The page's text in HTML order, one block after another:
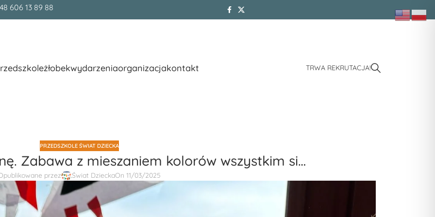
606 13 89 88
żłobekwydarzeniaorganizacjakontakt TRWA REKRUTACJA!
PRZEDSZKOLE ŚWIAT DZIECKA
Zabawa z mieszaniem kolorów wszystkim si…
przez Świat DzieckaOn 11/03/2025